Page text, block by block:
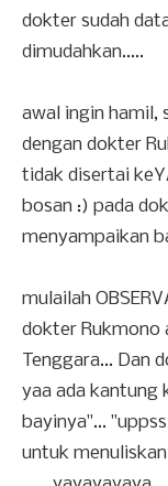
dokter sudah
dimudahkan.....
awal ingin hamil,
dengan dokter
tidak disertai
bosan :) pada
menyampaikan
mulailah
dokter Rukmono
Tenggara... Dan
yaa ada kantung
bayinya"...
untuk